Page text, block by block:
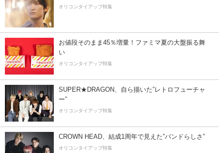
オリコンタイアップ特集
お値段そのまま45％増量！ファミマ夏の大盤振る舞
い
オリコンタイアップ特集
SUPER★DRAGON、自ら描いた”レトロフューチャ
ー”
オリコンタイアップ特集
CROWN HEAD、結成1周年で見えた”バンドらしさ”
オリコンタイアップ特集